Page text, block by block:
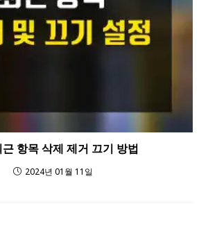
항목 삭제 제거 끄기 방법
2024년 01월 11일